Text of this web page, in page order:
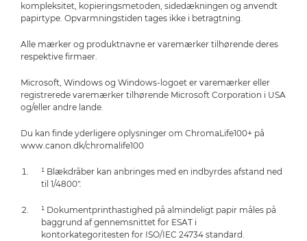
kompleksitet, kopieringsmetoden, sidedækningen og anvendt
papirtype. Opvarmningstiden tages ikke i betragtning.
Alle mærker og produktnavne er varemærker tilhørende deres
respektive firmaer.
Microsoft, Windows og Windows-logoet er varemærker eller
registrerede varemærker tilhørende Microsoft Corporation i USA
og/eller andre lande.
Du kan finde yderligere oplysninger om ChromaLife100+ på
www.canon.dk/chromalife100
¹ Blækdråber kan anbringes med en indbyrdes afstand ned
til 1/4800".
¹ Dokumentprinthastighed på almindeligt papir måles på
baggrund af gennemsnittet for ESAT i
kontorkategoritesten for ISO/IEC 24734 standard.